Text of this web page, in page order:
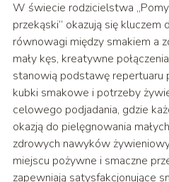
W świecie rodzicielstwa
przekąski” okazują się kluczem
równowagi między smakiem a
mały kęs, kreatywne
stanowią podstawę repertuaru
kubki smakowe i potrzeby
celowego podjadania, gdzie
okazją do pielęgnowania
zdrowych nawyków
miejscu pożywne i smaczne
zapewniają satysfakcjonujące